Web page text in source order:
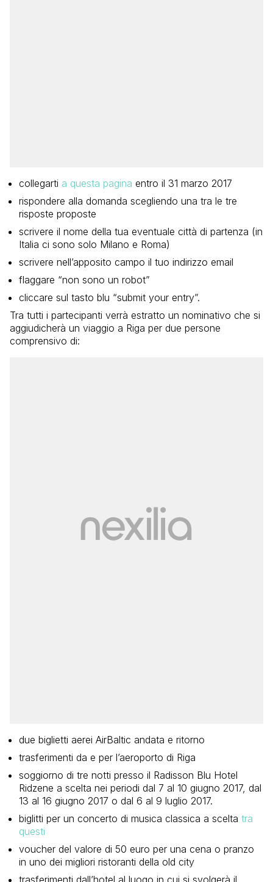
collegarti a questa pagina entro il 31 marzo 2017
rispondere alla domanda scegliendo una tra le tre
risposte proposte
scrivere il nome della tua eventuale città di partenza (in
Italia ci sono solo Milano e Roma)
scrivere nell’apposito campo il tuo indirizzo email
flaggare “non sono un robot”
cliccare sul tasto blu “submit your entry”.
Tra tutti i partecipanti verrà estratto un nominativo che si
aggiudicherà un viaggio a Riga per due persone
comprensivo di:
due biglietti aerei AirBaltic andata e ritorno
trasferimenti da e per l’aeroporto di Riga
soggiorno di tre notti presso il Radisson Blu Hotel
Ridzene a scelta nei periodi dal 7 al 10 giugno 2017, dal
13 al 16 giugno 2017 o dal 6 al 9 luglio 2017.
biglitti per un concerto di musica classica a scelta tra
questi
voucher del valore di 50 euro per una cena o pranzo
in uno dei migliori ristoranti della old city
trasferimenti dall’hotel al luogo in cui si svolgerà il